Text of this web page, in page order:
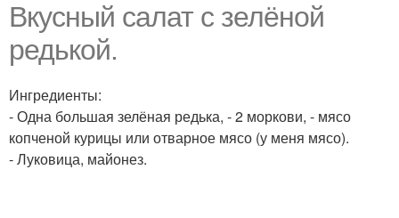
Вкусный салат с зелёной
редькой.
Ингредиенты:
- Одна большая зелёная редька, - 2 моркови, - мясо
копченой курицы или отварное мясо (у меня мясо).
- Луковица, майонез.